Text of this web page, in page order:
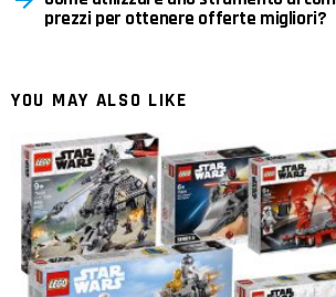
prezzi per ottenere offerte migliori?
YOU MAY ALSO LIKE